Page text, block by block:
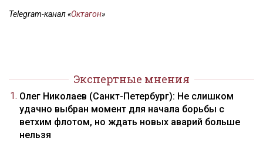
Telegram-канал «Октагон»
Экспертные мнения
Олег Николаев (Санкт-Петербург): Не слишком
удачно выбран момент для начала борьбы с
ветхим флотом, но ждать новых аварий больше
нельзя